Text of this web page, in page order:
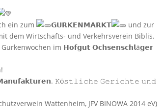
ein zum
𝗚𝗨𝗥𝗞𝗘𝗡𝗠𝗔𝗥𝗞𝗧
und zur
dem Wirtschafts- und Verkehrsverein Biblis.
im 𝗛𝗼𝗳𝗴𝘂𝘁 𝗢𝗰𝗵𝘀𝗲𝗻𝘀𝗰𝗵𝗹ä𝗴𝗲𝗿
𝗠𝗮𝗻𝘂𝗳𝗮𝗸𝘁𝘂𝗿𝗲𝗻. 𝙺ö𝚜𝚝𝚕𝚒𝚌𝚑𝚎 𝙶𝚎𝚛𝚒𝚌𝚑𝚝𝚎 𝚞𝚗𝚍
Wattenheim, JFV BINOWA 2014 eV)